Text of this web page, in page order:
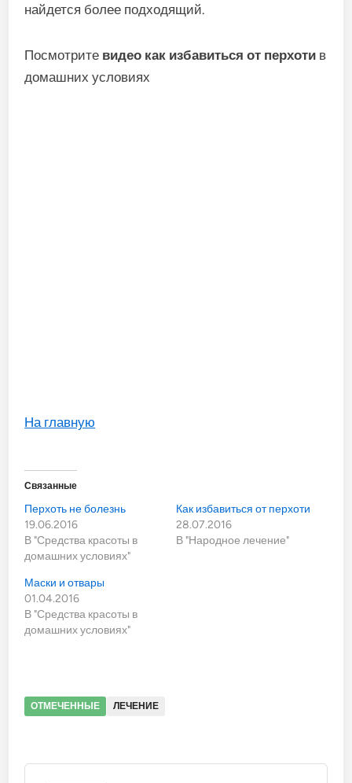
найдется более подходящий.
Посмотрите видео как избавиться от перхоти в
домашних условиях
На главную
Связанные
Перхоть не болезнь
19.06.2016
В "Средства красоты в
домашних условиях"
Как избавиться от перхоти
28.07.2016
В "Народное лечение"
Маски и отвары
01.04.2016
В "Средства красоты в
домашних условиях"
ОТМЕЧЕННЫЕ ЛЕЧЕНИЕ